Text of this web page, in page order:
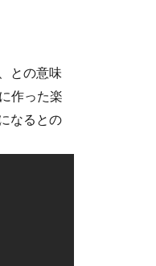
との意味
作った楽
なるとの